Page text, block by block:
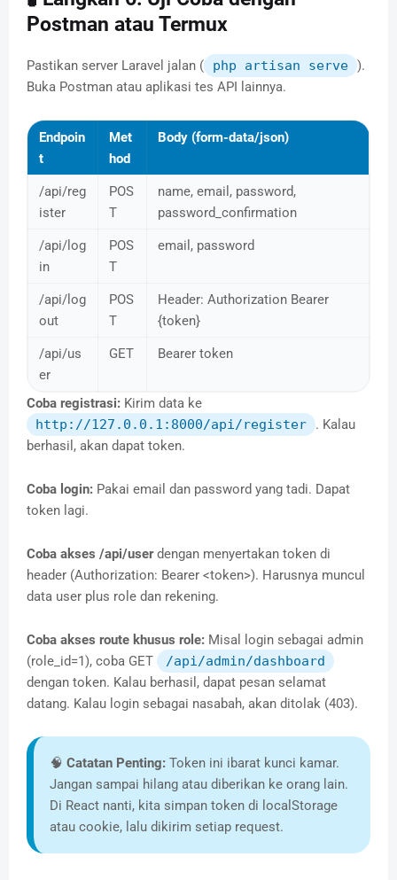
Postman atau Termux
Pastikan server Laravel jalan ( php artisan serve
).
Buka Postman atau aplikasi tes API lainnya.
Endpoin
t
Met
hod
Body (form-data/json)
/api/reg
ister
POS
T
name, email, password,
password_confirmation
/api/log
in
POS
T
email, password
/api/log
out
POS
T
Header: Authorization Bearer
{token}
/api/us
er
GET Bearer token
Coba registrasi: Kirim data ke
http://127.0.0.1:8000/api/register
. Kalau
berhasil, akan dapat token.
Coba login: Pakai email dan password yang tadi. Dapat
token lagi.
Coba akses /api/userdengan menyertakan token di
header (Authorization: Bearer <token>). Harusnya muncul
data user plus role dan rekening.
Coba akses route khusus role: Misal login sebagai admin
(role_id=1), coba GET
/api/admin/dashboard
dengan token. Kalau berhasil, dapat pesan selamat
datang. Kalau login sebagai nasabah, akan ditolak (403).
🧠 Catatan Penting: Token ini ibarat kunci kamar.
Jangan sampai hilang atau diberikan ke orang lain.
Di React nanti, kita simpan token di localStorage
atau cookie, lalu dikirim setiap request.